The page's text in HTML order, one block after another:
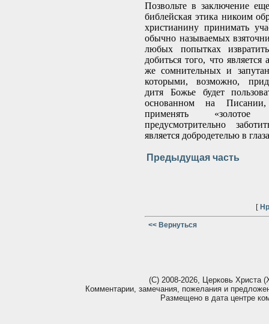
Позвольте в заключение
библейская этика никоим
христианину принимать
обычно называемых
любых попытках
добиться того, что
же сомнительных и
которыми, возможно,
дитя Божье будет
основанном на Писании,
применять
предусмотрительно
является добродетелью в
Предыдущая часть
[
<< Вернуться
(С) 2008-2026, Церковь Христа
Комментарии, замечания, пожелания и
Размещено в дата центре